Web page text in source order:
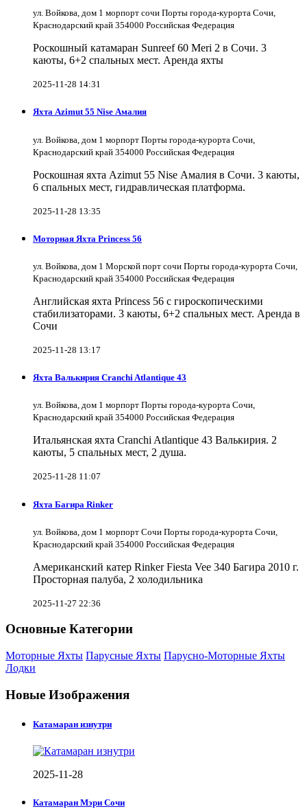
ул. Войкова, дом 1 морпорт сочи Порты города-курорта Сочи,
Краснодарский край 354000 Российская Федерация
Роскошный катамаран Sunreef 60 Meri 2 в Сочи. 3
каюты, 6+2 спальных мест. Аренда яхты
2025-11-28 14:31
Яхта Azimut 55 Nise Амалия
ул. Войкова, дом 1 морпорт Порты города-курорта Сочи,
Краснодарский край 354000 Российская Федерация
Роскошная яхта Azimut 55 Nise Амалия в Сочи. 3 каюты,
6 спальных мест, гидравлическая платформа.
2025-11-28 13:35
Моторная Яхта Princess 56
ул. Войкова, дом 1 Морской порт сочи Порты города-курорта Сочи,
Краснодарский край 354000 Российская Федерация
Английская яхта Princess 56 с гироскопическими
стабилизаторами. 3 каюты, 6+2 спальных мест. Аренда в
Сочи
2025-11-28 13:17
Яхта Валькирия Cranchi Atlantique 43
ул. Войкова, дом 1 морпорт Порты города-курорта Сочи,
Краснодарский край 354000 Российская Федерация
Итальянская яхта Cranchi Atlantique 43 Валькирия. 2
каюты, 5 спальных мест, 2 душа.
2025-11-28 11:07
Яхта Багира Rinker
ул. Войкова, дом 1 морпорт Сочи Порты города-курорта Сочи,
Краснодарский край 354000 Российская Федерация
Американский катер Rinker Fiesta Vee 340 Багира 2010 г.
Просторная палуба, 2 холодильника
2025-11-27 22:36
Основные Категории
Моторные Яхты Парусные Яхты Парусно-Моторные Яхты
Лодки
Новые Изображения
Катамаран изнутри
2025-11-28
Катамаран Мэри Сочи